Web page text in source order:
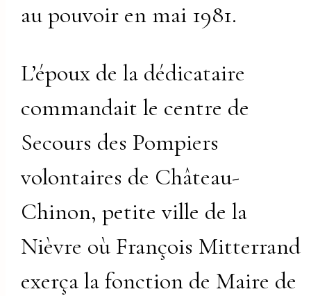
au pouvoir en mai 1981.
L’époux de la dédicataire
commandait le centre de
Secours des Pompiers
volontaires de Château-
Chinon, petite ville de la
Nièvre où François Mitterrand
exerça la fonction de Maire de